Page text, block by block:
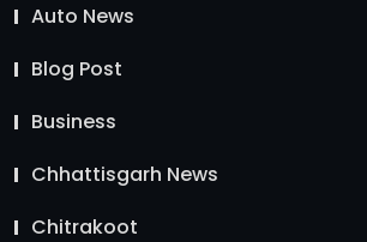
Auto News
Blog Post
Business
Chhattisgarh News
Chitrakoot